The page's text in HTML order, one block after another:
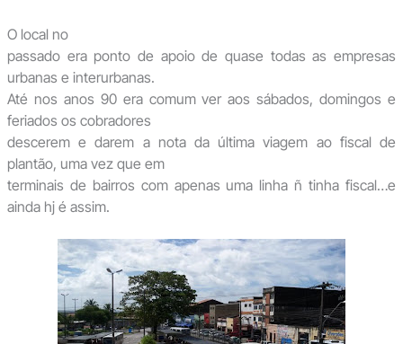
O local no
passado era ponto de apoio de quase todas as empresas
urbanas e interurbanas.
Até nos anos 90 era comum ver aos sábados, domingos e
feriados os cobradores
descerem e darem a nota da última viagem ao fiscal de
plantão, uma vez que em
terminais de bairros com apenas uma linha ñ tinha fiscal…e
ainda hj é assim.